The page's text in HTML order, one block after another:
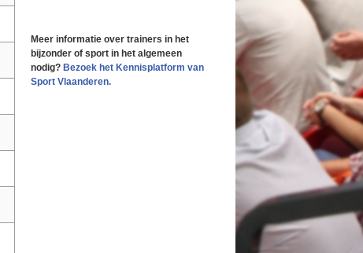
Meer informatie over trainers in het
bijzonder of sport in het algemeen
nodig? Bezoek het Kennisplatform van
Sport Vlaanderen.